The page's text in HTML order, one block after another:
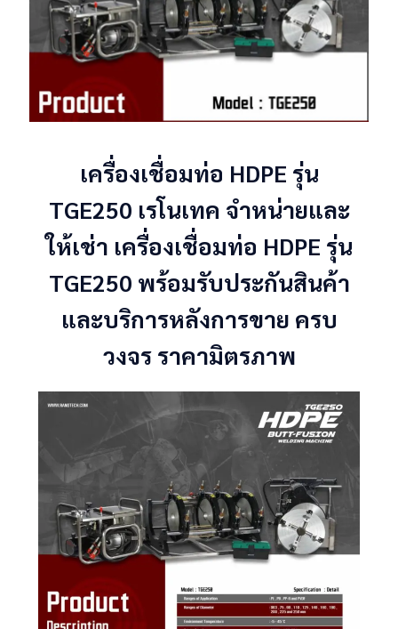
เครื่องเชื่อมท่อ HDPE รุ่น
TGE250 เรโนเทค จำหน่ายและ
ให้เช่า เครื่องเชื่อมท่อ HDPE รุ่น
TGE250 พร้อมรับประกันสินค้า
และบริการหลังการขาย ครบ
วงจร ราคามิตรภาพ